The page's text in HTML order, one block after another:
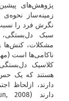
پژوهش‌های
زمینه‌ساز
نگرش فرد را
سبک دل‌بستگی،
مشکلات، کنش‌ها
کلاسیک
هستند که یک حس
دارند، ازلحاظ